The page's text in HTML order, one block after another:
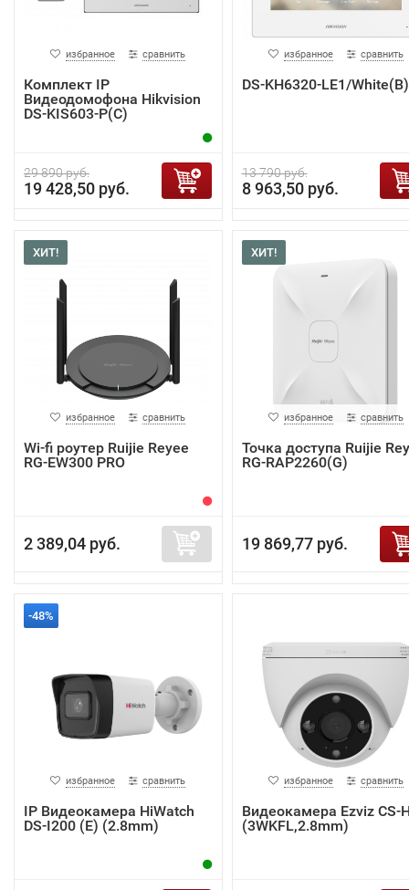
избранное сравнить
Комплект IP
Видеодомофона Hikvision
DS-KIS603-P(C)
29 890 руб.
19 428,50 руб.
избранное сравнить
DS-KH6320-LE1/White(B)
13 790 руб.
8 963,50 руб.
ХИТ!
избранное сравнить
Wi-fi роутер Ruijie Reyee
RG-EW300 PRO
2 389,04 руб.
ХИТ!
избранное сравнить
Точка доступа Ruijie
RG-RAP2260(G)
19 869,77 руб.
-48%
избранное сравнить
IP Видеокамера HiWatch
DS-I200 (E) (2.8mm)
избранное сравнить
Видеокамера Ezviz CS-
(3WKFL,2.8mm)